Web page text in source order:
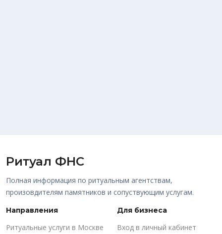
Ритуал ФНС
Полная информация по ритуальным агентствам,
произовдителям памятников и сопуствующим услугам.
Направления
Ритуальные услуги в Москве
Для бизнеса
Вход в личный кабинет